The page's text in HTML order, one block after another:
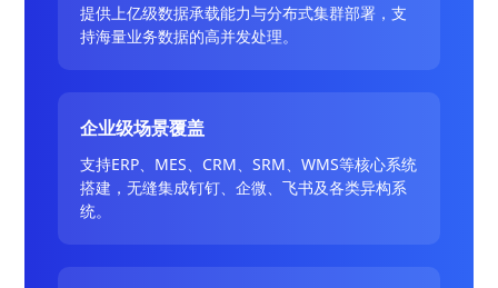
提供上亿级数据承载能力与分布式集群部署，支
持海量业务数据的高并发处理。
企业级场景覆盖
支持ERP、MES、CRM、SRM、WMS等核心系统
搭建，无缝集成钉钉、企微、飞书及各类异构系
统。